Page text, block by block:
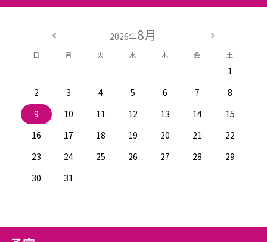
2026年8月
日 月 火 水 木 金 土
1
2
3 4 5 6 7
8
9
10 11 12 13 14
15
16
17 18 19 20 21
22
23
24 25 26 27 28
29
30
31